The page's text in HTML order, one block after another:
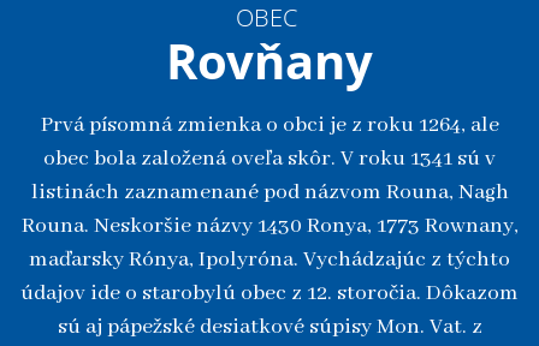
OBEC
Rovňany
Prvá písomná zmienka o obci je z roku 1264, ale
obec bola založená oveľa skôr. V roku 1341 sú v
listinách zaznamenané pod názvom Rouna, Nagh
Rouna. Neskoršie názvy 1430 Ronya, 1773 Rownany,
maďarsky Rónya, Ipolyróna. Vychádzajúc z týchto
údajov ide o starobylú obec z 12. storočia. Dôkazom
sú aj pápežské desiatkové súpisy Mon. Vat. z